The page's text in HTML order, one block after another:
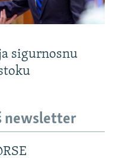
sigurnosnu
newsletter